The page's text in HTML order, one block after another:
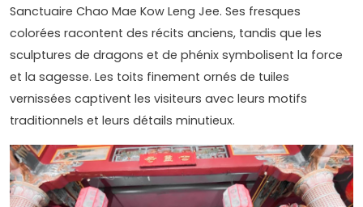
Sanctuaire Chao Mae Kow Leng Jee. Ses fresques
colorées racontent des récits anciens, tandis que les
sculptures de dragons et de phénix symbolisent la force
et la sagesse. Les toits finement ornés de tuiles
vernissées captivent les visiteurs avec leurs motifs
traditionnels et leurs détails minutieux.